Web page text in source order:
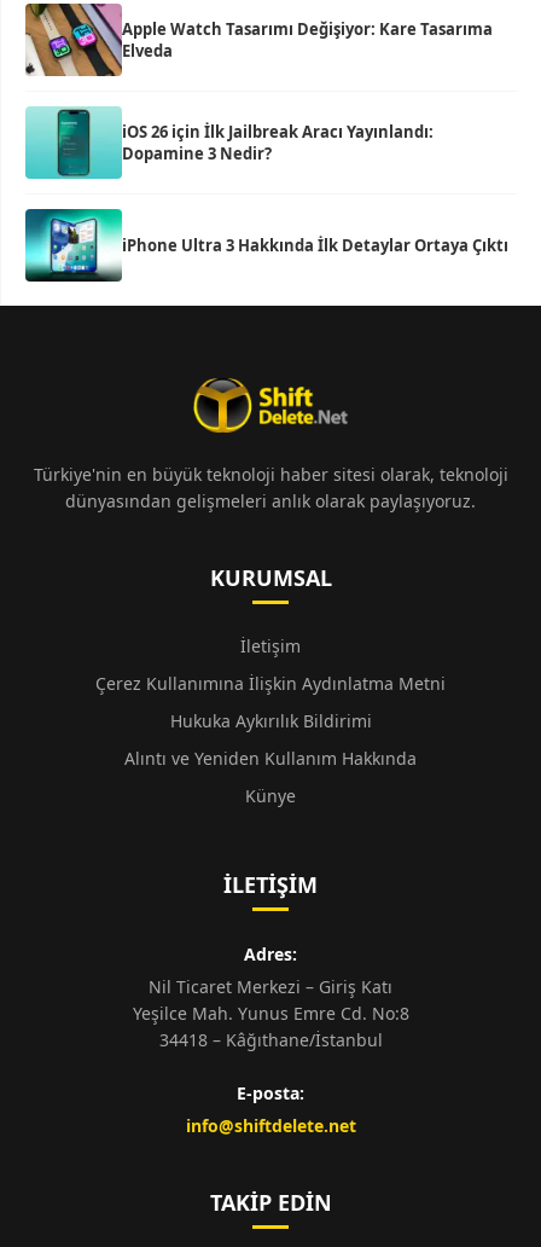
Apple Watch Tasarımı Değişiyor: Kare Tasarıma
Elveda
iOS 26 için İlk Jailbreak Aracı Yayınlandı:
Dopamine 3 Nedir?
iPhone Ultra 3 Hakkında İlk Detaylar Ortaya Çıktı
Türkiye'nin en büyük teknoloji haber sitesi olarak, teknoloji
dünyasından gelişmeleri anlık olarak paylaşıyoruz.
KURUMSAL
İletişim
Çerez Kullanımına İlişkin Aydınlatma Metni
Hukuka Aykırılık Bildirimi
Alıntı ve Yeniden Kullanım Hakkında
Künye
İLETIŞIM
Adres:
Nil Ticaret Merkezi – Giriş Katı
Yeşilce Mah. Yunus Emre Cd. No:8
34418 – Kâğıthane/İstanbul
E-posta:
info@shiftdelete.net
TAKIP EDIN